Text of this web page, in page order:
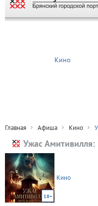
Кино
Главная Афиша Кино
Ужас
18+
Кино